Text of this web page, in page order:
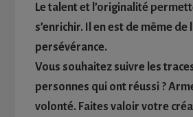
Le talent et l’originalité
s’enrichir. Il en est de même de
persévérance.
Vous souhaitez suivre les
personnes qui ont réussi ?
volonté. Faites valoir votre